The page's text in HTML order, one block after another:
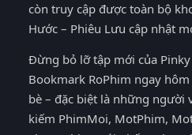
còn truy cập được toàn bộ
Hước – Phiêu Lưu cập nhật
Đừng bỏ lỡ tập mới của
Bookmark RoPhim ngay
bè – đặc biệt là những người
kiếm PhimMoi, MotPhim,